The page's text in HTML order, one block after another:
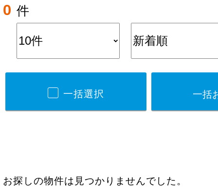
0件
一括選択
お探しの物件は見つかりませんでした。